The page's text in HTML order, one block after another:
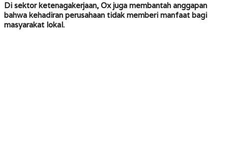
Di sektor ketenagakerjaan, Ox juga membantah anggapan
bahwa kehadiran perusahaan tidak memberi manfaat bagi
masyarakat lokal.